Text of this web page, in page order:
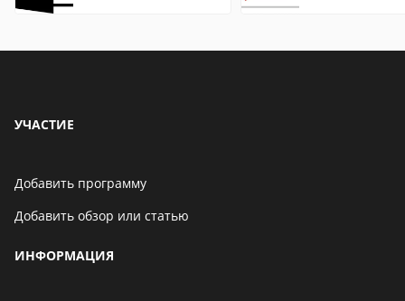
УЧАСТИЕ
Добавить программу
Добавить обзор или статью
ИНФОРМАЦИЯ